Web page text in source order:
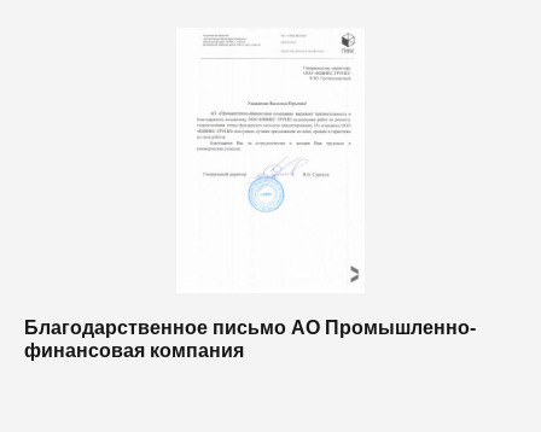
Благодарственное письмо АО Промышленно-
финансовая компания